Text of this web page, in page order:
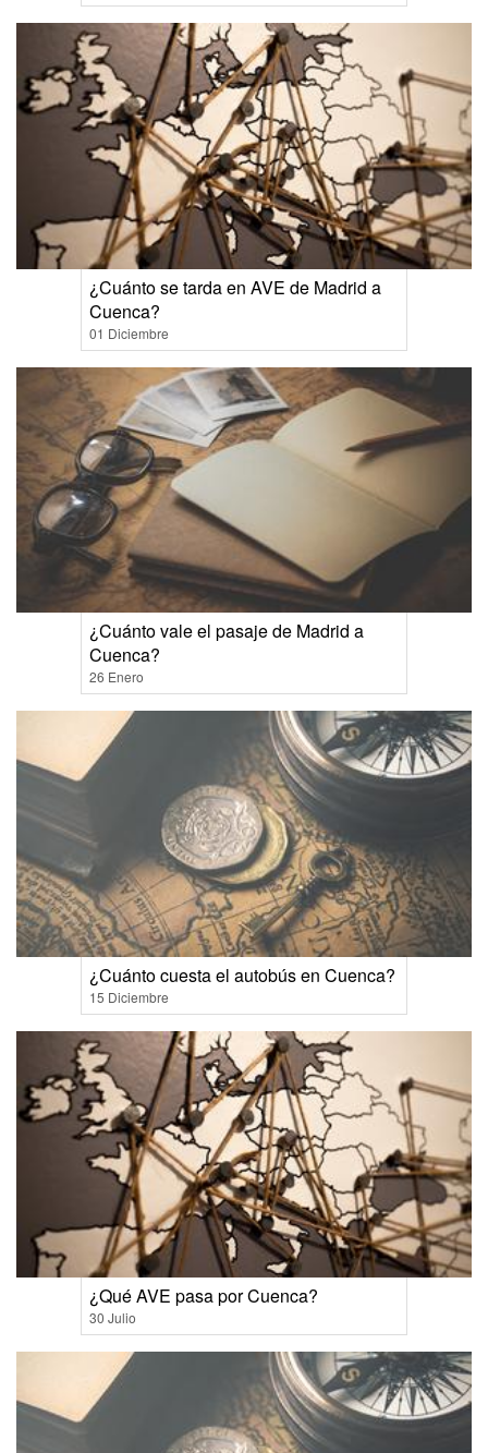
¿Cuánto se tarda en AVE de Madrid a
Cuenca?
01 Diciembre
¿Cuánto vale el pasaje de Madrid a
Cuenca?
26 Enero
¿Cuánto cuesta el autobús en Cuenca?
15 Diciembre
¿Qué AVE pasa por Cuenca?
30 Julio